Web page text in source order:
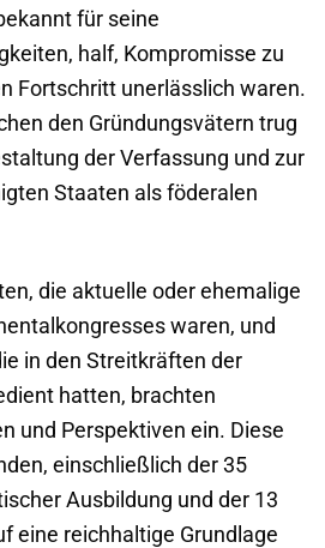
für seine
half, Kompromisse zu
Fortschritt unerlässlich waren.
den Gründungsvätern trug
der Verfassung und zur
Staaten als föderalen
die aktuelle oder ehemalige
waren, und
in den Streitkräften der
hatten, brachten
und Perspektiven ein. Diese
einschließlich der 35
Ausbildung und der 13
eine reichhaltige Grundlage